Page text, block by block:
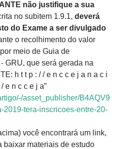
não justifique a sua
no subitem 1.9.1, deverá
do Exame a ser divulgado
o recolhimento do valor
meio de Guia de
GRU, que será gerada na
h t t p : / / e n c c e j a n a c i
e n c c e j a”
asset_publisher/B4AQV9
2019-tera-inscricoes-entre-20-
você encontrará um link,
baixar materiais de estudo